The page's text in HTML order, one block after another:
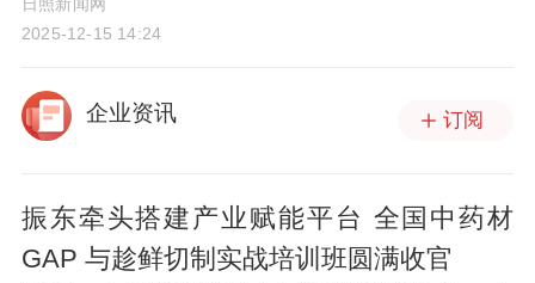
2025-12-15 14:24
企业资讯 订阅
振东牵头搭建产业赋能平台 全国中药材
GAP 与趁鲜切制实战培训班圆满收官